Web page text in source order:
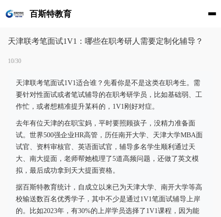
百斯特教育
天津联考笔面试1V1：哪些在职考研人需要定制化辅导？
10/30
天津联考笔面试1V1适合谁？先看你是不是这类在职考生。需
要针对性面试或者笔试辅导的在职考研学员，比如基础弱、工
作忙，或者想精准提升某科的，1V1刚好对症。
去年有位天津的在职宝妈，平时要照顾孩子，没精力准备面
试。世界500强企业HR高管，历任南开大学、天津大学MBA面
试官、资料审核官、英语面试官，辅导多名学生顺利通过天
大、南大提面，老师帮她梳理了5道高频问题，还做了英文模
拟，最后成功拿到天大提面资格。
据百斯特教育统计，自成立以来已为天津大学、南开大学等高
校输送数百名优秀学子，其中不少是通过1V1笔面试辅导上岸
的。比如2023年，有30%的上岸学员选择了1V1课程，因为能